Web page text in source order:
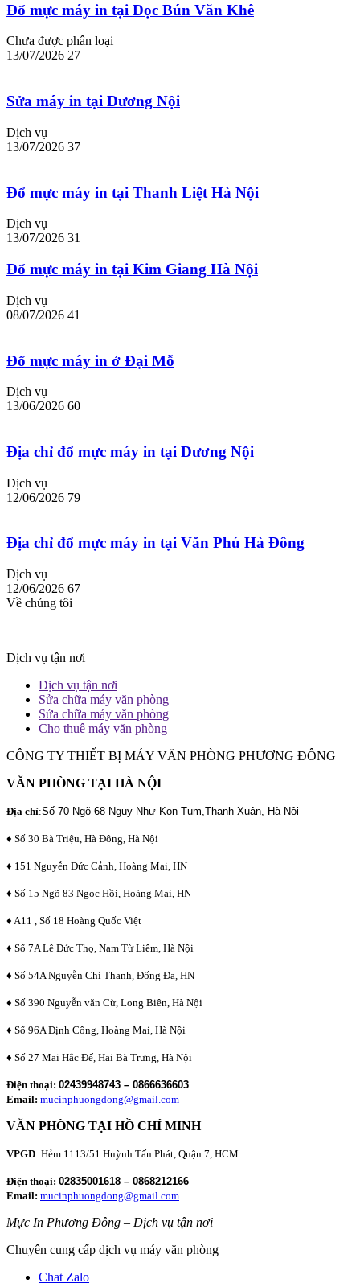
Đổ mực máy in tại Dọc Bún Văn Khê
Chưa được phân loại
13/07/2026 27
Sửa máy in tại Dương Nội
Dịch vụ
13/07/2026 37
Đổ mực máy in tại Thanh Liệt Hà Nội
Dịch vụ
13/07/2026 31
Đổ mực máy in tại Kim Giang Hà Nội
Dịch vụ
08/07/2026 41
Đổ mực máy in ở Đại Mỗ
Dịch vụ
13/06/2026 60
Địa chỉ đổ mực máy in tại Dương Nội
Dịch vụ
12/06/2026 79
Địa chỉ đổ mực máy in tại Văn Phú Hà Đông
Dịch vụ
12/06/2026 67
Về chúng tôi
Dịch vụ tận nơi
Dịch vụ tận nơi
Sửa chữa máy văn phòng
Sửa chữa máy văn phòng
Cho thuê máy văn phòng
CÔNG TY THIẾT BỊ MÁY VĂN PHÒNG PHƯƠNG ĐÔNG
VĂN PHÒNG TẠI HÀ NỘI
Địa chỉ:Số 70 Ngõ 68 Ngụy Như Kon Tum,Thanh Xuân, Hà Nội
♦ Số 30 Bà Triệu, Hà Đông, Hà Nội
♦ 151 Nguyễn Đức Cảnh, Hoàng Mai, HN
♦ Số 15 Ngõ 83 Ngọc Hồi, Hoàng Mai, HN
♦ A11 , Số 18 Hoàng Quốc Việt
♦ Số 7A Lê Đức Thọ, Nam Từ Liêm, Hà Nội
♦ Số 54A Nguyễn Chí Thanh, Đống Đa, HN
♦ Số 390 Nguyễn văn Cừ, Long Biên, Hà Nội
♦ Số 96A Định Công, Hoàng Mai, Hà Nội
♦ Số 27 Mai Hắc Đế, Hai Bà Trưng, Hà Nội
Điện thoại: 02439948743 – 0866636603
Email: mucinphuongdong@gmail.com
VĂN PHÒNG TẠI HỒ CHÍ MINH
VPGD: Hẻm 1113/51 Huỳnh Tấn Phát, Quận 7, HCM
Điện thoại: 02835001618 – 0868212166
Email: mucinphuongdong@gmail.com
Mực In Phương Đông – Dịch vụ tận nơi
Chuyên cung cấp dịch vụ máy văn phòng
Chat Zalo